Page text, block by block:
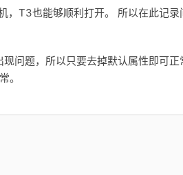
，T3也能够顺利打开。 所以在此记录
问题，所以只要去掉默认属性即可
。